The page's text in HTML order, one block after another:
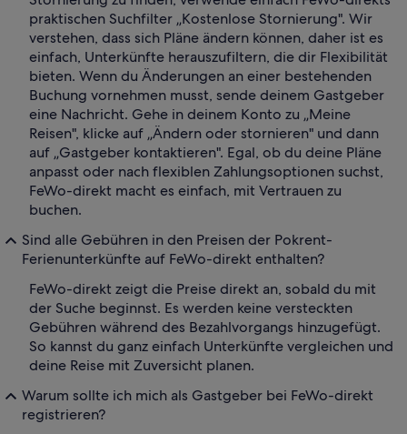
praktischen Suchfilter „Kostenlose Stornierung". Wir
verstehen, dass sich Pläne ändern können, daher ist es
einfach, Unterkünfte herauszufiltern, die dir Flexibilität
bieten. Wenn du Änderungen an einer bestehenden
Buchung vornehmen musst, sende deinem Gastgeber
eine Nachricht. Gehe in deinem Konto zu „Meine
Reisen", klicke auf „Ändern oder stornieren" und dann
auf „Gastgeber kontaktieren". Egal, ob du deine Pläne
anpasst oder nach flexiblen Zahlungsoptionen suchst,
FeWo-direkt macht es einfach, mit Vertrauen zu
buchen.
Sind alle Gebühren in den Preisen der Pokrent-
Ferienunterkünfte auf FeWo-direkt enthalten?
FeWo-direkt zeigt die Preise direkt an, sobald du mit
der Suche beginnst. Es werden keine versteckten
Gebühren während des Bezahlvorgangs hinzugefügt.
So kannst du ganz einfach Unterkünfte vergleichen und
deine Reise mit Zuversicht planen.
Warum sollte ich mich als Gastgeber bei FeWo-direkt
registrieren?